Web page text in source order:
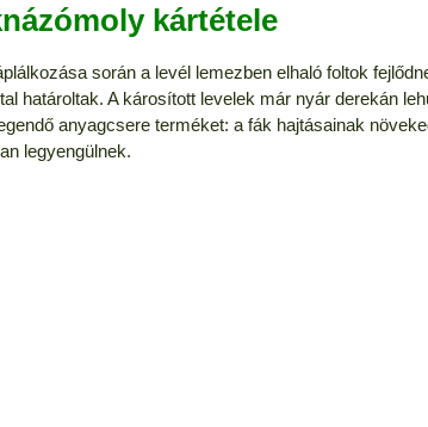
kártétele
során a levél lemezben elhaló foltok
határoltak. A károsított levelek már nyár derekán
anyagcsere terméket: a fák hajtásainak
legyengülnek.